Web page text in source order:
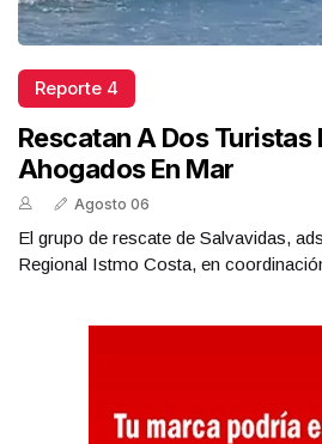
Reporte 4
Rescatan A Dos Turistas
Ahogados En Mar
Agosto 06
El grupo de rescate de Salvavidas,
Regional Istmo Costa, en